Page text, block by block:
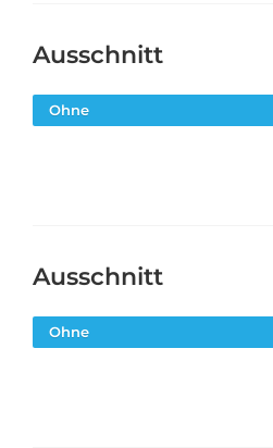
Ausschnitt
Ohne
Ausschnitt
Ohne